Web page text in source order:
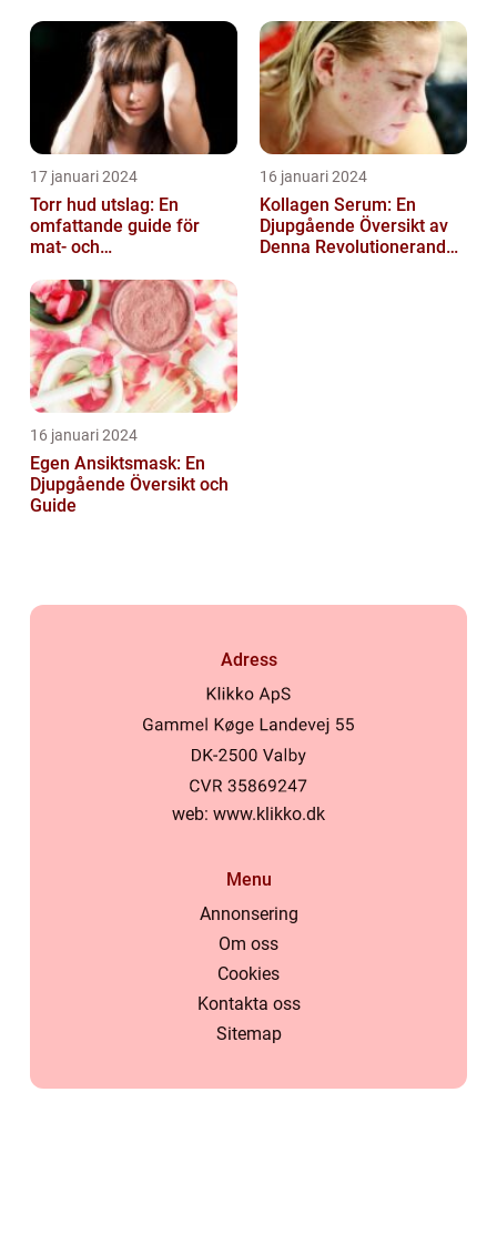
17 januari 2024
Torr hud utslag: En
omfattande guide för
mat- och
16 januari 2024
Kollagen Serum: En
Djupgående Översikt av
Denna Revolutionerande
16 januari 2024
Egen Ansiktsmask: En
Djupgående Översikt och
Guide
Adress
web: www.klikko.dk
Menu
Annonsering
Om oss
Cookies
Kontakta oss
Sitemap